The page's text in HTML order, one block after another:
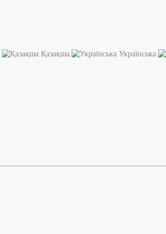
Қазақша Українська